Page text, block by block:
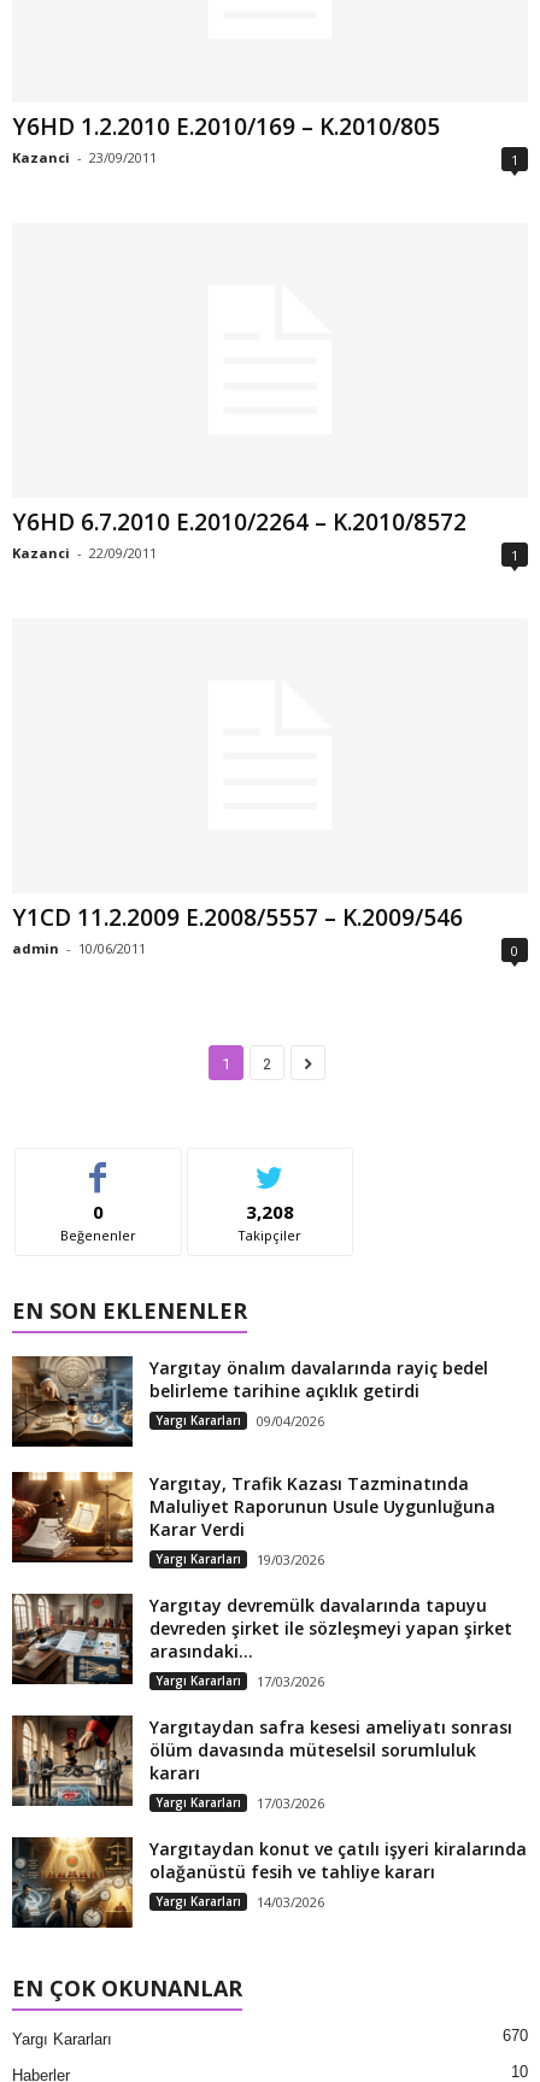
Y6HD 1.2.2010 E.2010/169 – K.2010/805
Kazanci - 23/09/2011 1
Y6HD 6.7.2010 E.2010/2264 – K.2010/8572
Kazanci - 22/09/2011 1
Y1CD 11.2.2009 E.2008/5557 – K.2009/546
admin - 10/06/2011 0
1 2
0
Beğenenler
3,208
Takipçiler
EN SON EKLENENLER
Yargıtay önalım davalarında rayiç bedel
belirleme tarihine açıklık getirdi
Yargı Kararları 09/04/2026
Yargıtay, Trafik Kazası Tazminatında
Maluliyet Raporunun Usule Uygunluğuna
Karar Verdi
Yargı Kararları 19/03/2026
Yargıtay devremülk davalarında tapuyu
devreden şirket ile sözleşmeyi yapan şirket
arasındaki...
Yargı Kararları 17/03/2026
Yargıtaydan safra kesesi ameliyatı sonrası
ölüm davasında müteselsil sorumluluk
kararı
Yargı Kararları 17/03/2026
Yargıtaydan konut ve çatılı işyeri kiralarında
olağanüstü fesih ve tahliye kararı
Yargı Kararları 14/03/2026
EN ÇOK OKUNANLAR
Yargı Kararları 670
Haberler 10